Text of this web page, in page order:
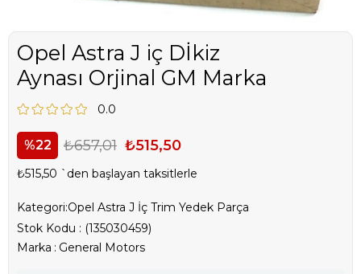
Opel Astra J iç Dİkiz
Aynası Orjinal GM Marka
0.0
22 ₺657,01 ₺515,50
₺515,50 `den başlayan taksitlerle
Kategori:Opel Astra J İç Trim Yedek Parça
Stok Kodu
(135030459)
Marka : General Motors